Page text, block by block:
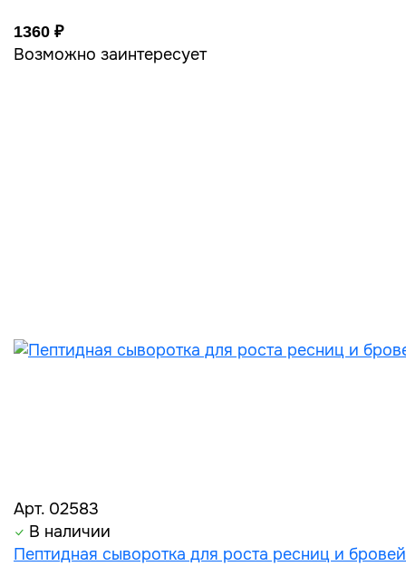
1360 ₽
Возможно заинтересует
Арт. 02583
В наличии
Пептидная сыворотка для роста ресниц и